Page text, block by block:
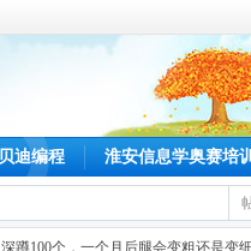
迪编程 淮安信息学奥赛培
深蹲100个，一个月后腿会变粗还是变